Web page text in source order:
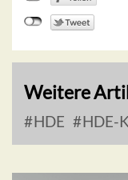
Weitere
HDE HDE-